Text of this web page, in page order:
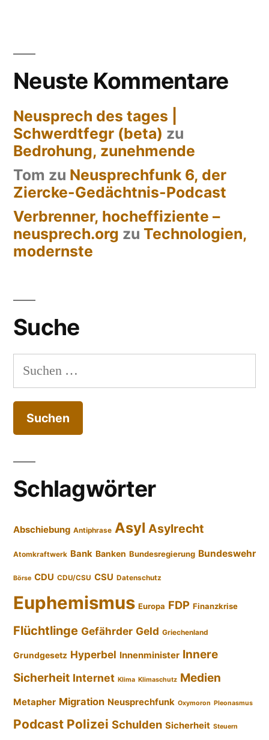
Neuste Kommentare
Neusprech des tages |
Schwerdtfegr (beta) zu
Bedrohung, zunehmende
Tom zu Neusprechfunk 6, der
Ziercke-Gedächtnis-Podcast
Verbrenner, hocheffiziente –
neusprech.org zu Technologien,
modernste
Suche
Suchen
nach:
Schlagwörter
Abschiebung Antiphrase Asyl Asylrecht
Atomkraftwerk Bank Banken Bundesregierung Bundeswehr
Börse CDU CDU/CSU CSU Datenschutz
Euphemismus Europa FDP Finanzkrise
Flüchtlinge Gefährder Geld Griechenland
Grundgesetz Hyperbel Innenminister Innere
Sicherheit Internet Klima Klimaschutz Medien
Metapher Migration Neusprechfunk Oxymoron Pleonasmus
Podcast Polizei Schulden Sicherheit Steuern